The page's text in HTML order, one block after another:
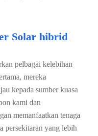
Solar hibrid
pelbagai kelebihan
mereka
kepada sumber kuasa
kami dan
memanfaatkan tenaga
persekitaran yang lebih